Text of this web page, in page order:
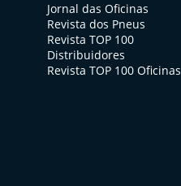
Jornal das Oficinas
Revista dos Pneus
Revista TOP 100
Distribuidores
Revista TOP 100 Oficinas